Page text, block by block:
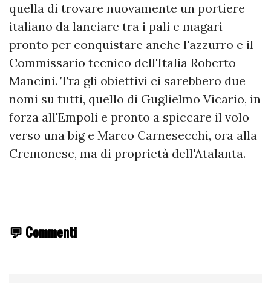
quella di trovare nuovamente un portiere
italiano da lanciare tra i pali e magari
pronto per conquistare anche l'azzurro e il
Commissario tecnico dell'Italia Roberto
Mancini. Tra gli obiettivi ci sarebbero due
nomi su tutti, quello di Guglielmo Vicario, in
forza all'Empoli e pronto a spiccare il volo
verso una big e Marco Carnesecchi, ora alla
Cremonese, ma di proprietà dell'Atalanta.
💬 Commenti